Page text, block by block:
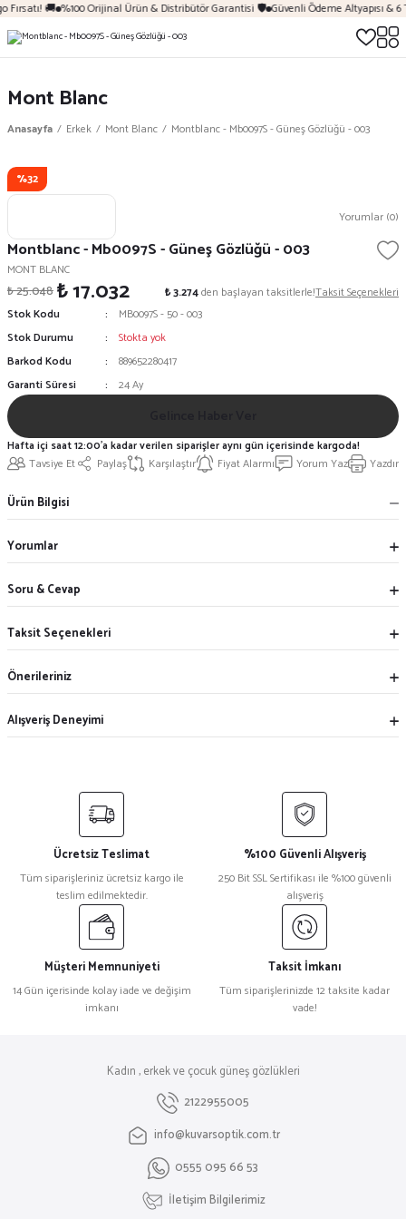
🚚 %100 Orijinal Ürün & Distribütör Garantisi 🛡️ Güvenli Ödeme Altyapısı &
Mont Blanc
Anasayfa Erkek Mont Blanc Montblanc - Mb0097S - Güneş Gözlüğü - 003
%32
Yorumlar (0)
Montblanc - Mb0097S - Güneş Gözlüğü - 003
MONT BLANC
₺ 25.048₺ 17.032 ₺ 3.274den başlayan taksitlerle!Taksit Seçenekleri
Stok Kodu
MB0097S - 50 - 003
Stok Durumu
Stokta yok
Barkod Kodu
889652280417
Garanti Süresi
24 Ay
Tavsiye Et Paylaş Karşılaştır Fiyat Alarmı Yorum Yaz Yazdır
Hafta içi saat 12:00'a kadar verilen siparişler aynı gün içerisinde kargoda!
Ürün Bilgisi
Yorumlar
Soru & Cevap
Taksit Seçenekleri
Önerileriniz
Alışveriş Deneyimi
Ücretsiz Teslimat
Tüm siparişleriniz ücretsiz kargo ile
teslim edilmektedir.
%100 Güvenli Alışveriş
250 Bit SSL Sertifikası ile %100 güvenli
alışveriş
Müşteri Memnuniyeti
14 Gün içerisinde kolay iade ve değişim
imkanı
Taksit İmkanı
Tüm siparişlerinizde 12 taksite kadar
vade!
Kadın , erkek ve çocuk güneş gözlükleri
2122955005
info@kuvarsoptik.com.tr
0555 095 66 53
İletişim Bilgilerimiz